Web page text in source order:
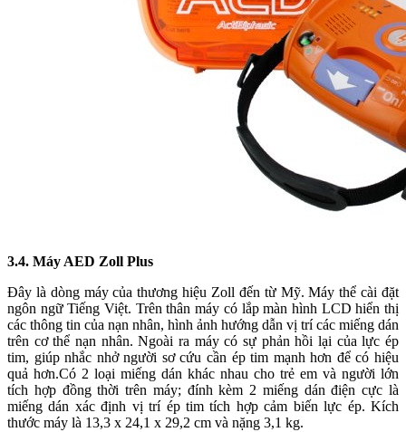
3.4. Máy AED Zoll Plus
Đây là dòng máy của thương hiệu Zoll đến từ Mỹ. Máy thể cài đặt
ngôn ngữ Tiếng Việt. Trên thân máy có lắp màn hình LCD hiển thị
các thông tin của nạn nhân, hình ảnh hướng dẫn vị trí các miếng dán
trên cơ thể nạn nhân. Ngoài ra máy có sự phản hồi lại của lực ép
tim, giúp nhắc nhở người sơ cứu cần ép tim mạnh hơn để có hiệu
quả hơn.Có 2 loại miếng dán khác nhau cho trẻ em và người lớn
tích hợp đồng thời trên máy; đính kèm 2 miếng dán điện cực là
miếng dán xác định vị trí ép tim tích hợp cảm biến lực ép. Kích
thước máy là 13,3 x 24,1 x 29,2 cm và nặng 3,1 kg.